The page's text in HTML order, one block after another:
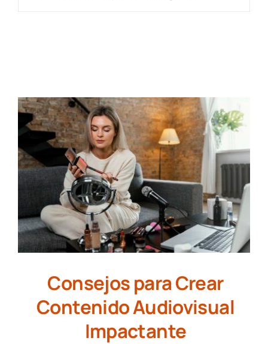
Consejos para Crear
Contenido Audiovisual
Impactante